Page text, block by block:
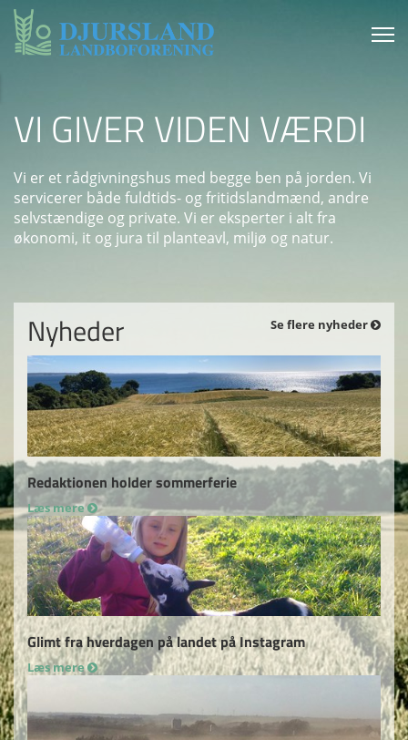
VI GIVER VIDEN VÆRDI
Vi er et rådgivningshus med begge ben på jorden. Vi
servicerer både fuldtids- og fritidslandmænd, andre
selvstændige og private. Vi er eksperter i alt fra
økonomi, it og jura til planteavl, miljø og natur.
Nyheder Se flere nyheder
Redaktionen holder sommerferie
Læs mere
Glimt fra hverdagen på landet på Instagram
Læs mere